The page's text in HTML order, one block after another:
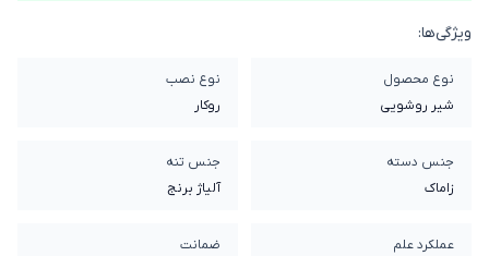
ویژگی‌ها:
نوع محصول
شیر روشویی
نوع نصب
روکار
جنس دسته
زاماک
جنس تنه
آلیاژ برنج
عملکرد علم
ضمانت